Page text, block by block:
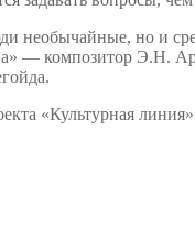
необычайные, но и
— композитор Э.Н.
«Культурная